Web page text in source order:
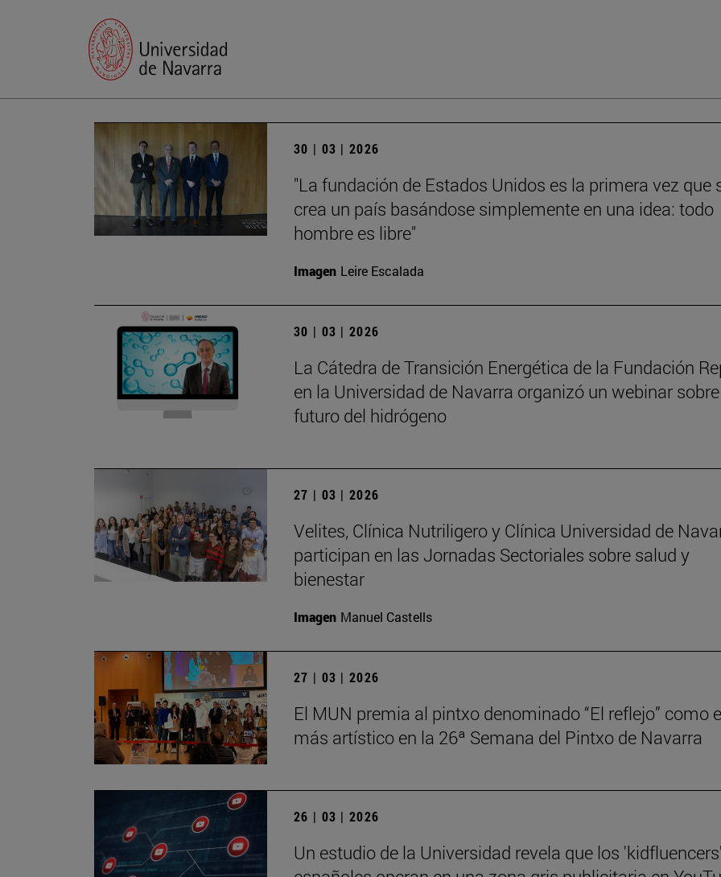
30 | 03 | 2026
"La fundación de Estados Unidos es la primera vez que
crea un país basándose simplemente en una idea: todo
hombre es libre"
Imagen Leire Escalada
30 | 03 | 2026
La Cátedra de Transición Energética de la Fundación
en la Universidad de Navarra organizó un webinar
futuro del hidrógeno
27 | 03 | 2026
Velites, Clínica Nutriligero y Clínica Universidad de
participan en las Jornadas Sectoriales sobre salud y
bienestar
Imagen Manuel Castells
27 | 03 | 2026
El MUN premia al pintxo denominado “El reflejo” como
más artístico en la 26ª Semana del Pintxo de Navarra
26 | 03 | 2026
Un estudio de la Universidad revela que los